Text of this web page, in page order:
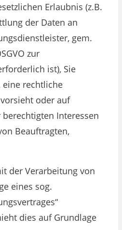
Erlaubnis (z.B.
der Daten an
gem.
zur
ist), Sie
rechtliche
oder auf
Interessen
Beauftragten,
der Verarbeitung von
eines sog.
dies auf Grundlage